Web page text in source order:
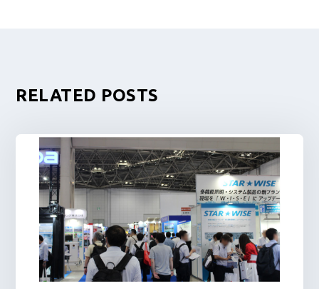
RELATED POSTS